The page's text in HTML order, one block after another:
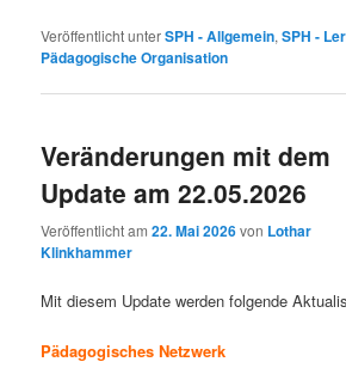
Veröffentlicht unterSPH - Allgemein,SPH -
Pädagogische Organisation
Veränderungen mit dem
Update am 22.05.2026
Veröffentlicht am22. Mai 2026von Lothar
Klinkhammer
Mit diesem Update werden folgende
Pädagogisches Netzwerk